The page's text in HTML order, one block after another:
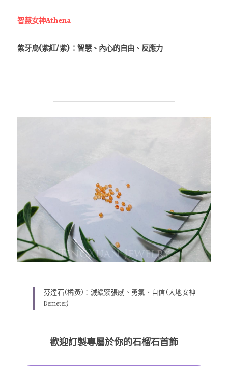
智慧女神Athena
紫牙烏(紫紅/紫)：智慧、內心的自由、反應力
芬達石(橘黃)：減緩緊張感、勇氣、自信(大地女神
Demeter)
歡迎訂製專屬於你的石榴石首飾